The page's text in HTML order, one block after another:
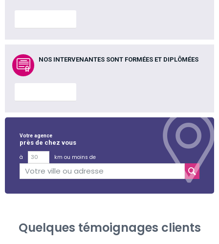
NOS INTERVENANTES SONT FORMÉES ET DIPLÔMÉES
Votre agence
près de chez vous
à
km ou moins de
Quelques témoignages clients